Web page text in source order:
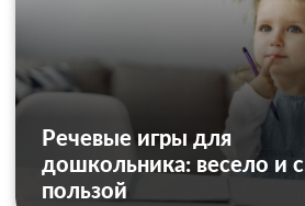
Речевые игры для
дошкольника: весело и с
пользой